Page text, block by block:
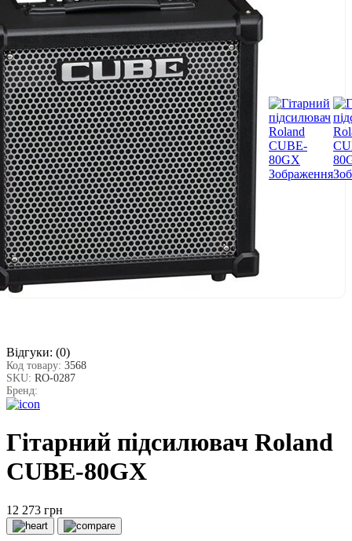
Відгуки: (0)
Код товару: 3568
SKU: RO-0287
Бренд:
Гітарний підсилювач Roland
CUBE-80GX
12 273 грн